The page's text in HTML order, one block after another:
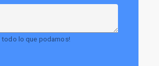
todo lo que podamos!